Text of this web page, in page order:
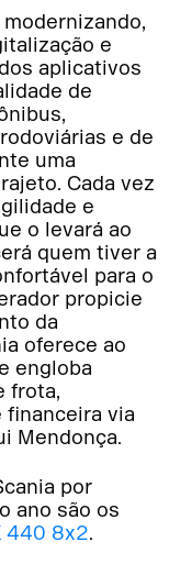
e
aplicativos
de
e de
uma
Cada vez
e
o levará ao
quem tiver a
para o
propicie
da
oferece ao
engloba
frota,
financeira via
Mendonça.
por
ano são os
440 8x2.